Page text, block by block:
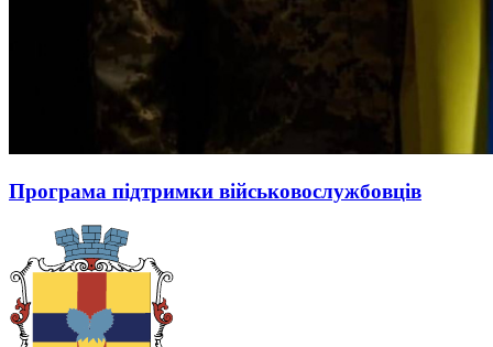
Програма підтримки військовослужбовців